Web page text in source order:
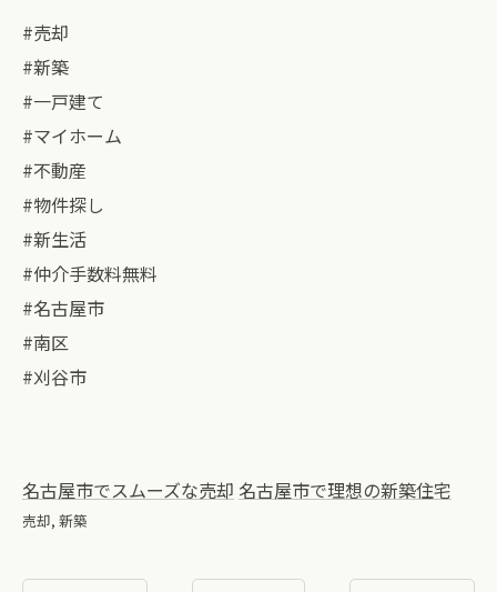
#売却
#新築
#一戸建て
#マイホーム
#不動産
#物件探し
#新生活
#仲介手数料無料
#名古屋市
#南区
#刈谷市
名古屋市でスムーズな売却 名古屋市で理想の新築住宅
売却 新築